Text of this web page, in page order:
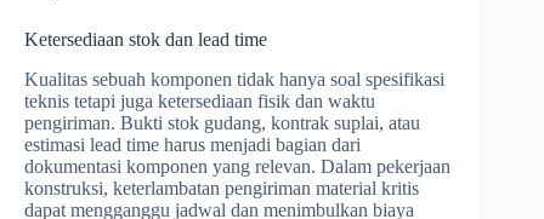
Ketersediaan stok dan lead time
Kualitas sebuah komponen tidak hanya soal spesifikasi
teknis tetapi juga ketersediaan fisik dan waktu
pengiriman. Bukti stok gudang, kontrak suplai, atau
estimasi lead time harus menjadi bagian dari
dokumentasi komponen yang relevan. Dalam pekerjaan
konstruksi, keterlambatan pengiriman material kritis
dapat mengganggu jadwal dan menimbulkan biaya